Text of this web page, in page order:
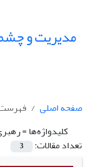
مدیریت و
صفحه اصلی
کلیدواژه‌ها =
تعداد مقالات:
3